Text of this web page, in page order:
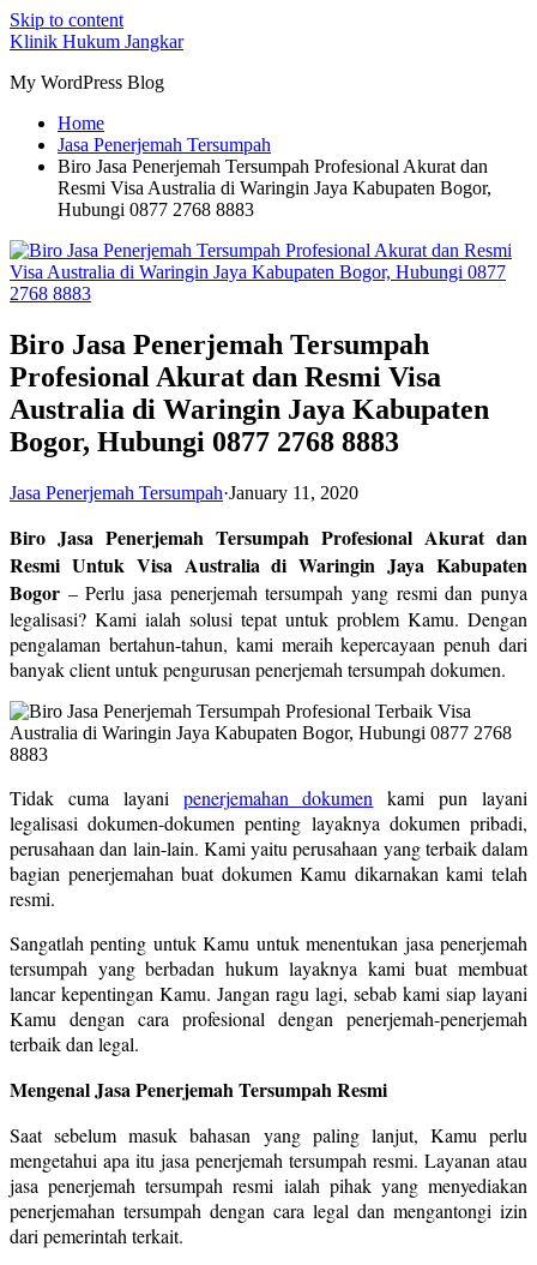
Skip to content
Klinik Hukum Jangkar
My WordPress Blog
Home
Jasa Penerjemah Tersumpah
Biro Jasa Penerjemah Tersumpah Profesional Akurat dan
Resmi Visa Australia di Waringin Jaya Kabupaten Bogor,
Hubungi 0877 2768 8883
Biro Jasa Penerjemah Tersumpah
Profesional Akurat dan Resmi Visa
Australia di Waringin Jaya Kabupaten
Bogor, Hubungi 0877 2768 8883
Jasa Penerjemah Tersumpah·January 11, 2020
Biro Jasa Penerjemah Tersumpah Profesional Akurat dan
Resmi Untuk Visa Australia di Waringin Jaya Kabupaten
Bogor – Perlu jasa penerjemah tersumpah yang resmi dan punya
legalisasi? Kami ialah solusi tepat untuk problem Kamu. Dengan
pengalaman bertahun-tahun, kami meraih kepercayaan penuh dari
banyak client untuk pengurusan penerjemah tersumpah dokumen.
Tidak cuma layani penerjemahan dokumen kami pun layani
legalisasi dokumen-dokumen penting layaknya dokumen pribadi,
perusahaan dan lain-lain. Kami yaitu perusahaan yang terbaik dalam
bagian penerjemahan buat dokumen Kamu dikarnakan kami telah
resmi.
Sangatlah penting untuk Kamu untuk menentukan jasa penerjemah
tersumpah yang berbadan hukum layaknya kami buat membuat
lancar kepentingan Kamu. Jangan ragu lagi, sebab kami siap layani
Kamu dengan cara profesional dengan penerjemah-penerjemah
terbaik dan legal.
Mengenal Jasa Penerjemah Tersumpah Resmi
Saat sebelum masuk bahasan yang paling lanjut, Kamu perlu
mengetahui apa itu jasa penerjemah tersumpah resmi. Layanan atau
jasa penerjemah tersumpah resmi ialah pihak yang menyediakan
penerjemahan tersumpah dengan cara legal dan mengantongi izin
dari pemerintah terkait.